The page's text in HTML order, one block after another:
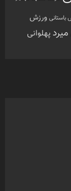
باستانی ورزش
پهلوانی